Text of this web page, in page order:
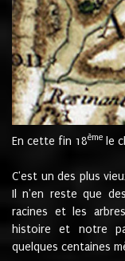
En cette fin 18ème le
C'est un des plus
Il n'en reste que
racines et les
histoire et notre
quelques centaines